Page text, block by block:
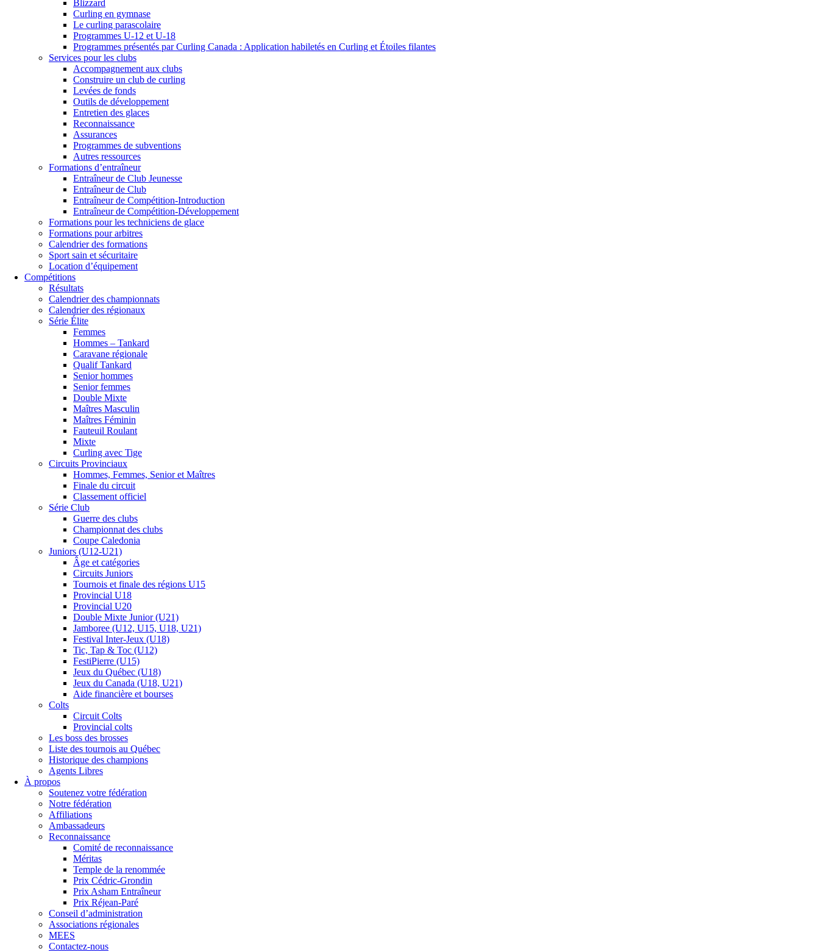
Blizzard
Curling en gymnase
Le curling parascolaire
Programmes U-12 et U-18
Programmes présentés par Curling Canada : Application habiletés en Curling et Étoiles filantes
Services pour les clubs
Accompagnement aux clubs
Construire un club de curling
Levées de fonds
Outils de développement
Entretien des glaces
Reconnaissance
Assurances
Programmes de subventions
Autres ressources
Formations d’entraîneur
Entraîneur de Club Jeunesse
Entraîneur de Club
Entraîneur de Compétition-Introduction
Entraîneur de Compétition-Développement
Formations pour les techniciens de glace
Formations pour arbitres
Calendrier des formations
Sport sain et sécuritaire
Location d’équipement
Compétitions
Résultats
Calendrier des championnats
Calendrier des régionaux
Série Élite
Femmes
Hommes – Tankard
Caravane régionale
Qualif Tankard
Senior hommes
Senior femmes
Double Mixte
Maîtres Masculin
Maîtres Féminin
Fauteuil Roulant
Mixte
Curling avec Tige
Circuits Provinciaux
Hommes, Femmes, Senior et Maîtres
Finale du circuit
Classement officiel
Série Club
Guerre des clubs
Championnat des clubs
Coupe Caledonia
Juniors (U12-U21)
Âge et catégories
Circuits Juniors
Tournois et finale des régions U15
Provincial U18
Provincial U20
Double Mixte Junior (U21)
Jamboree (U12, U15, U18, U21)
Festival Inter-Jeux (U18)
Tic, Tap & Toc (U12)
FestiPierre (U15)
Jeux du Québec (U18)
Jeux du Canada (U18, U21)
Aide financière et bourses
Colts
Circuit Colts
Provincial colts
Les boss des brosses
Liste des tournois au Québec
Historique des champions
Agents Libres
À propos
Soutenez votre fédération
Notre fédération
Affiliations
Ambassadeurs
Reconnaissance
Comité de reconnaissance
Méritas
Temple de la renommée
Prix Cédric-Grondin
Prix Asham Entraîneur
Prix Réjean-Paré
Conseil d’administration
Associations régionales
MEES
Contactez-nous